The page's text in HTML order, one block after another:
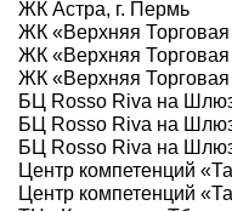
ЖК Астра, г. Пермь
ЖК «Верхняя
ЖК «Верхняя
ЖК «Верхняя
БЦ Rosso Riva на
БЦ Rosso Riva на
БЦ Rosso Riva на
Центр компетенций
Центр компетенций